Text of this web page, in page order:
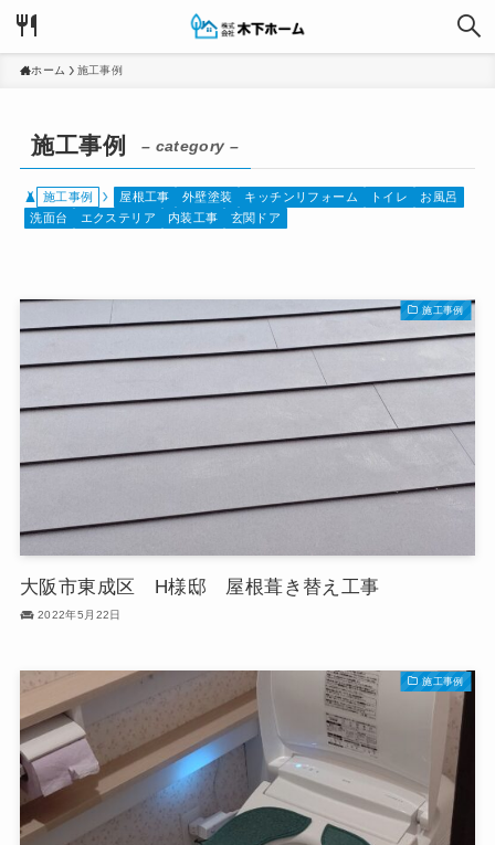
ホーム 施工事例
施工事例 – category –
施工事例 屋根工事 外壁塗装 キッチンリフォーム トイレ
お風呂
洗面台
エクステリア 内装工事 玄関ドア
施工事例
大阪市東成区 H様邸 屋根葺き替え工事
2022年5月22日
施工事例